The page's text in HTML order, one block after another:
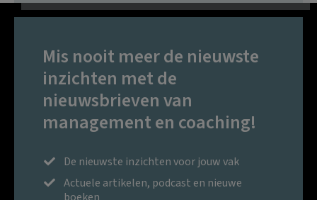
Mis nooit meer de nieuwste
inzichten met de
nieuwsbrieven van
management en coaching!
De nieuwste inzichten voor jouw vak
Actuele artikelen, podcast en nieuwe